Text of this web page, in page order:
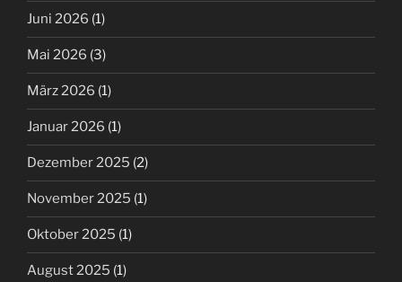
Juni 2026 (1)
Mai 2026 (3)
März 2026 (1)
Januar 2026 (1)
Dezember 2025 (2)
November 2025 (1)
Oktober 2025 (1)
August 2025 (1)